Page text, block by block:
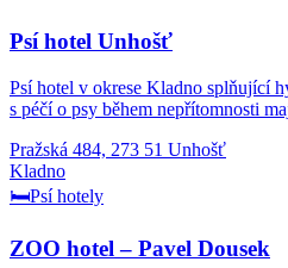
Psí hotel Unhošť
Psí hotel v okrese Kladno splňující
s péčí o psy během nepřítomnosti
Pražská 484, 273 51 Unhošť
Kladno
🛏️Psí hotely
ZOO hotel – Pavel Dousek